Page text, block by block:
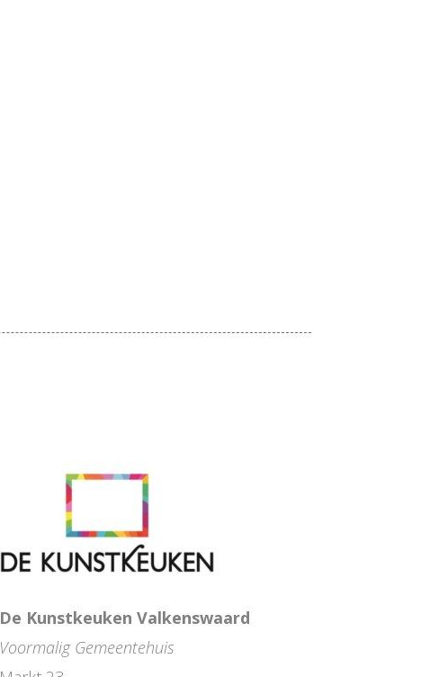
De Kunstkeuken Valkenswaard
Voormalig Gemeentehuis